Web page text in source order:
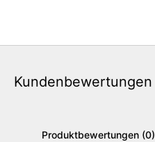
Kundenbewertungen
Produktbewertungen (0)